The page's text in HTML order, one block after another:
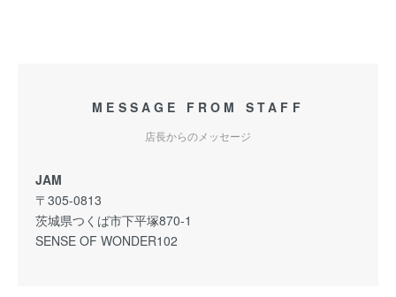
MESSAGE FROM STAFF
店長からのメッセージ
JAM
〒305-0813
茨城県つくば市下平塚870-1
SENSE OF WONDER102